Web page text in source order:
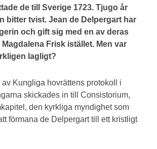
de till Sverige 1723. Tjugo år
bitter tvist. Jean de Delpergart har
och gift sig med en av deras
Frisk istället. Men var
lagligt?
av Kungliga hovrättens protokoll i
skickades in till Consistorium,
den kyrkliga myndighet som
förmana de Delpergart till ett kristligt